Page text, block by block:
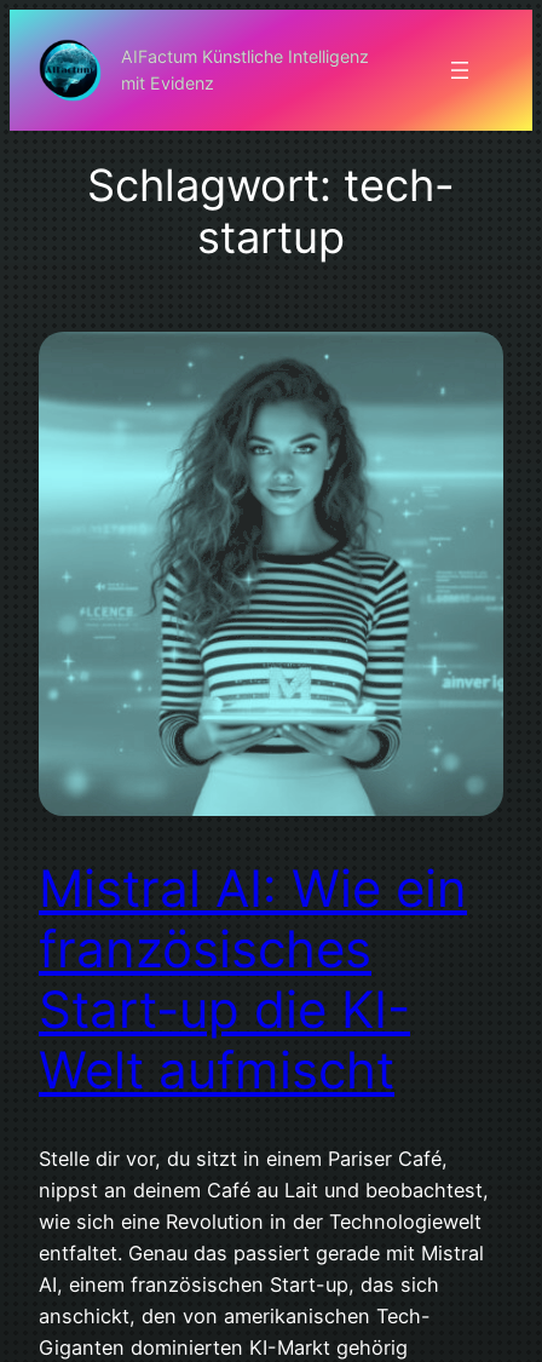
Inhalt
springen
AIFactum Künstliche Intelligenz
mit Evidenz
Schlagwort: tech-
startup
Mistral AI: Wie ein
französisches
Start-up die KI-
Welt aufmischt
Stelle dir vor, du sitzt in einem Pariser Café,
nippst an deinem Café au Lait und beobachtest,
wie sich eine Revolution in der Technologiewelt
entfaltet. Genau das passiert gerade mit Mistral
AI, einem französischen Start-up, das sich
anschickt, den von amerikanischen Tech-
Giganten dominierten KI-Markt gehörig